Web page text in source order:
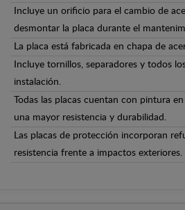
Incluye un orificio para el cambio de
desmontar la placa durante el
La placa está fabricada en chapa de
Incluye tornillos, separadores y todos
instalación.
Todas las placas cuentan con pintura
una mayor resistencia y durabilidad.
Las placas de protección incorporan
resistencia frente a impactos exteriores.